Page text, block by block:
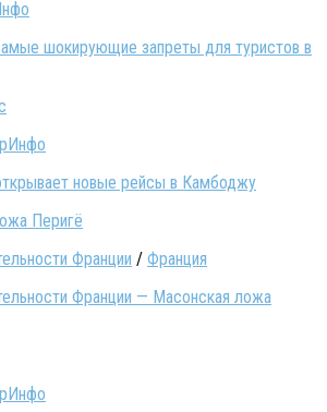
шокирующие запреты для туристов в
новые рейсы в Камбоджу
Франции / Франция
Франции — Масонская ложа